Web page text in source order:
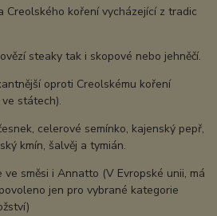
Creolského koření vycházející z tradic
steaky tak i skopové nebo jehněčí.
oproti Creolskému koření
státech).
celerové semínko, kajenský pepř,
kmín, šalvěj a tymián.
směsi i Annatto (V Evropské unii, má
jen pro vybrané kategorie